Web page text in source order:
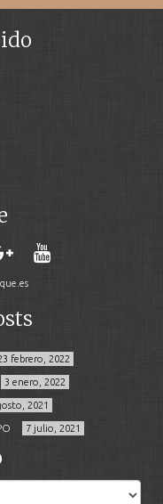
febrero, 2022
3 enero, 2022
2021
7 julio, 2021